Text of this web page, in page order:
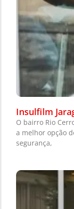
Insulfilm
O bairro Rio
a melhor opção
segurança,